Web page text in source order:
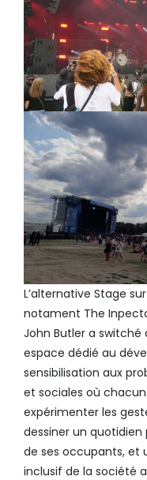
L’alternative Stage
notament The
John Butler a switché
espace dédié au
sensibilisation aux
et sociales où
expérimenter les
dessiner un
de ses occupants, et
inclusif de la société